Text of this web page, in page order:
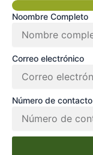
Noombre Completo
Correo electrónico
Número de contacto